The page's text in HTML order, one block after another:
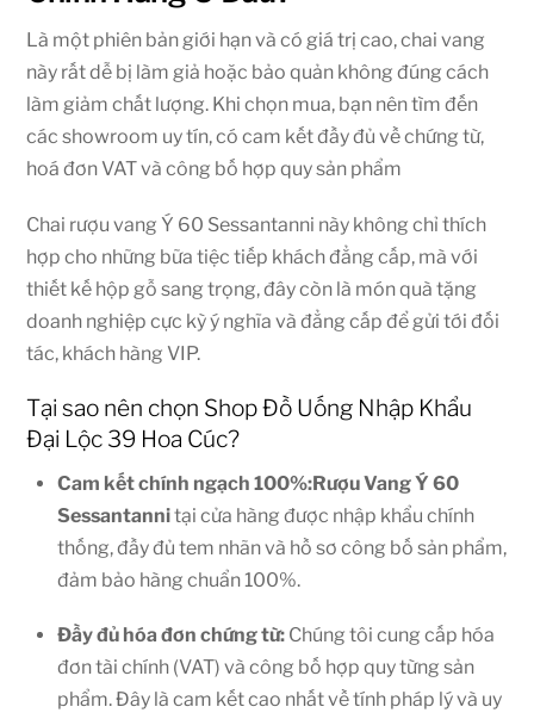
Là một phiên bản giới hạn và có giá trị cao, chai vang
này rất dễ bị làm giả hoặc bảo quản không đúng cách
làm giảm chất lượng. Khi chọn mua, bạn nên tìm đến
các showroom uy tín, có cam kết đầy đủ về chứng từ,
hoá đơn VAT và công bố hợp quy sản phẩm
Chai rượu vang Ý 60 Sessantanni này không chỉ thích
hợp cho những bữa tiệc tiếp khách đẳng cấp, mà với
thiết kế hộp gỗ sang trọng, đây còn là món quà tặng
doanh nghiệp cực kỳ ý nghĩa và đẳng cấp để gửi tới đối
tác, khách hàng VIP.
Tại sao nên chọn Shop Đồ Uống Nhập Khẩu
Đại Lộc 39 Hoa Cúc?
Cam kết chính ngạch 100%:Rượu Vang Ý 60
Sessantannitại cửa hàng được nhập khẩu chính
thống, đầy đủ tem nhãn và hồ sơ công bố sản phẩm,
đảm bảo hàng chuẩn 100%.
Đầy đủ hóa đơn chứng từ: Chúng tôi cung cấp hóa
đơn tài chính (VAT) và công bố hợp quy từng sản
phẩm. Đây là cam kết cao nhất về tính pháp lý và uy